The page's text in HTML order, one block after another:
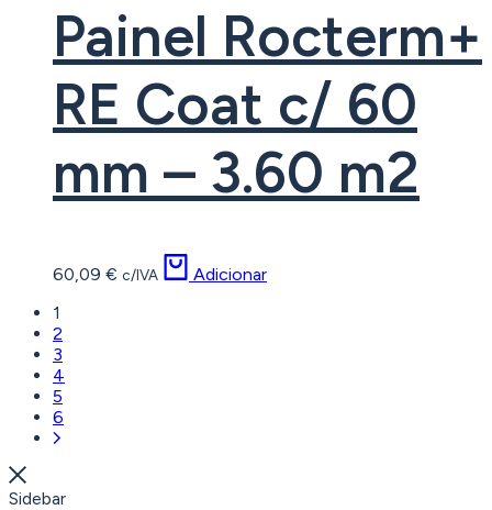
Painel Rocterm+
RE Coat c/ 60
mm – 3.60 m2
60,09 € c/IVA
Adicionar
1
2
3
4
5
6
Sidebar